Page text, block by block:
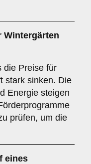
Wintergärten
die Preise für
stark sinken. Die
Energie steigen
prüfen, um die
eines